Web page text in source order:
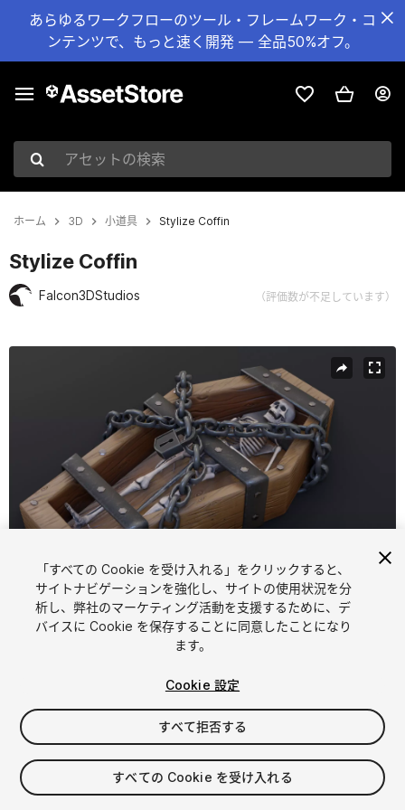
あらゆるワークフローのツール・フレームワーク・コ
ンテンツで、もっと速く開発 — 全品50%オフ。
アセットの検索
ホーム 3D 小道具 Stylize Coffin
Stylize Coffin
Falcon3DStudios （評価数が不足しています）
1/ 30
$9.99
消費税は決済時に計算されます
「すべての Cookie を受け入れる」をクリックすると、
サイトナビゲーションを強化し、サイトの使用状況を分
析し、弊社のマーケティング活動を支援するために、デ
バイスに Cookie を保存することに同意したことになり
ます。
Cookie 設定
すべて拒否する
すべての Cookie を受け入れる